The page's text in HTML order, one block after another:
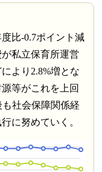
比-0.7ポイント減
私立保育所運営
より2.8%増とな
等がこれを上回
社会保障関係経
に努めていく。